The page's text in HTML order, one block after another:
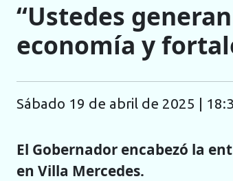
“Ustedes
economía y
sábado 19 de abril de 2025 |
El Gobernador encabezó la
en Villa Mercedes.